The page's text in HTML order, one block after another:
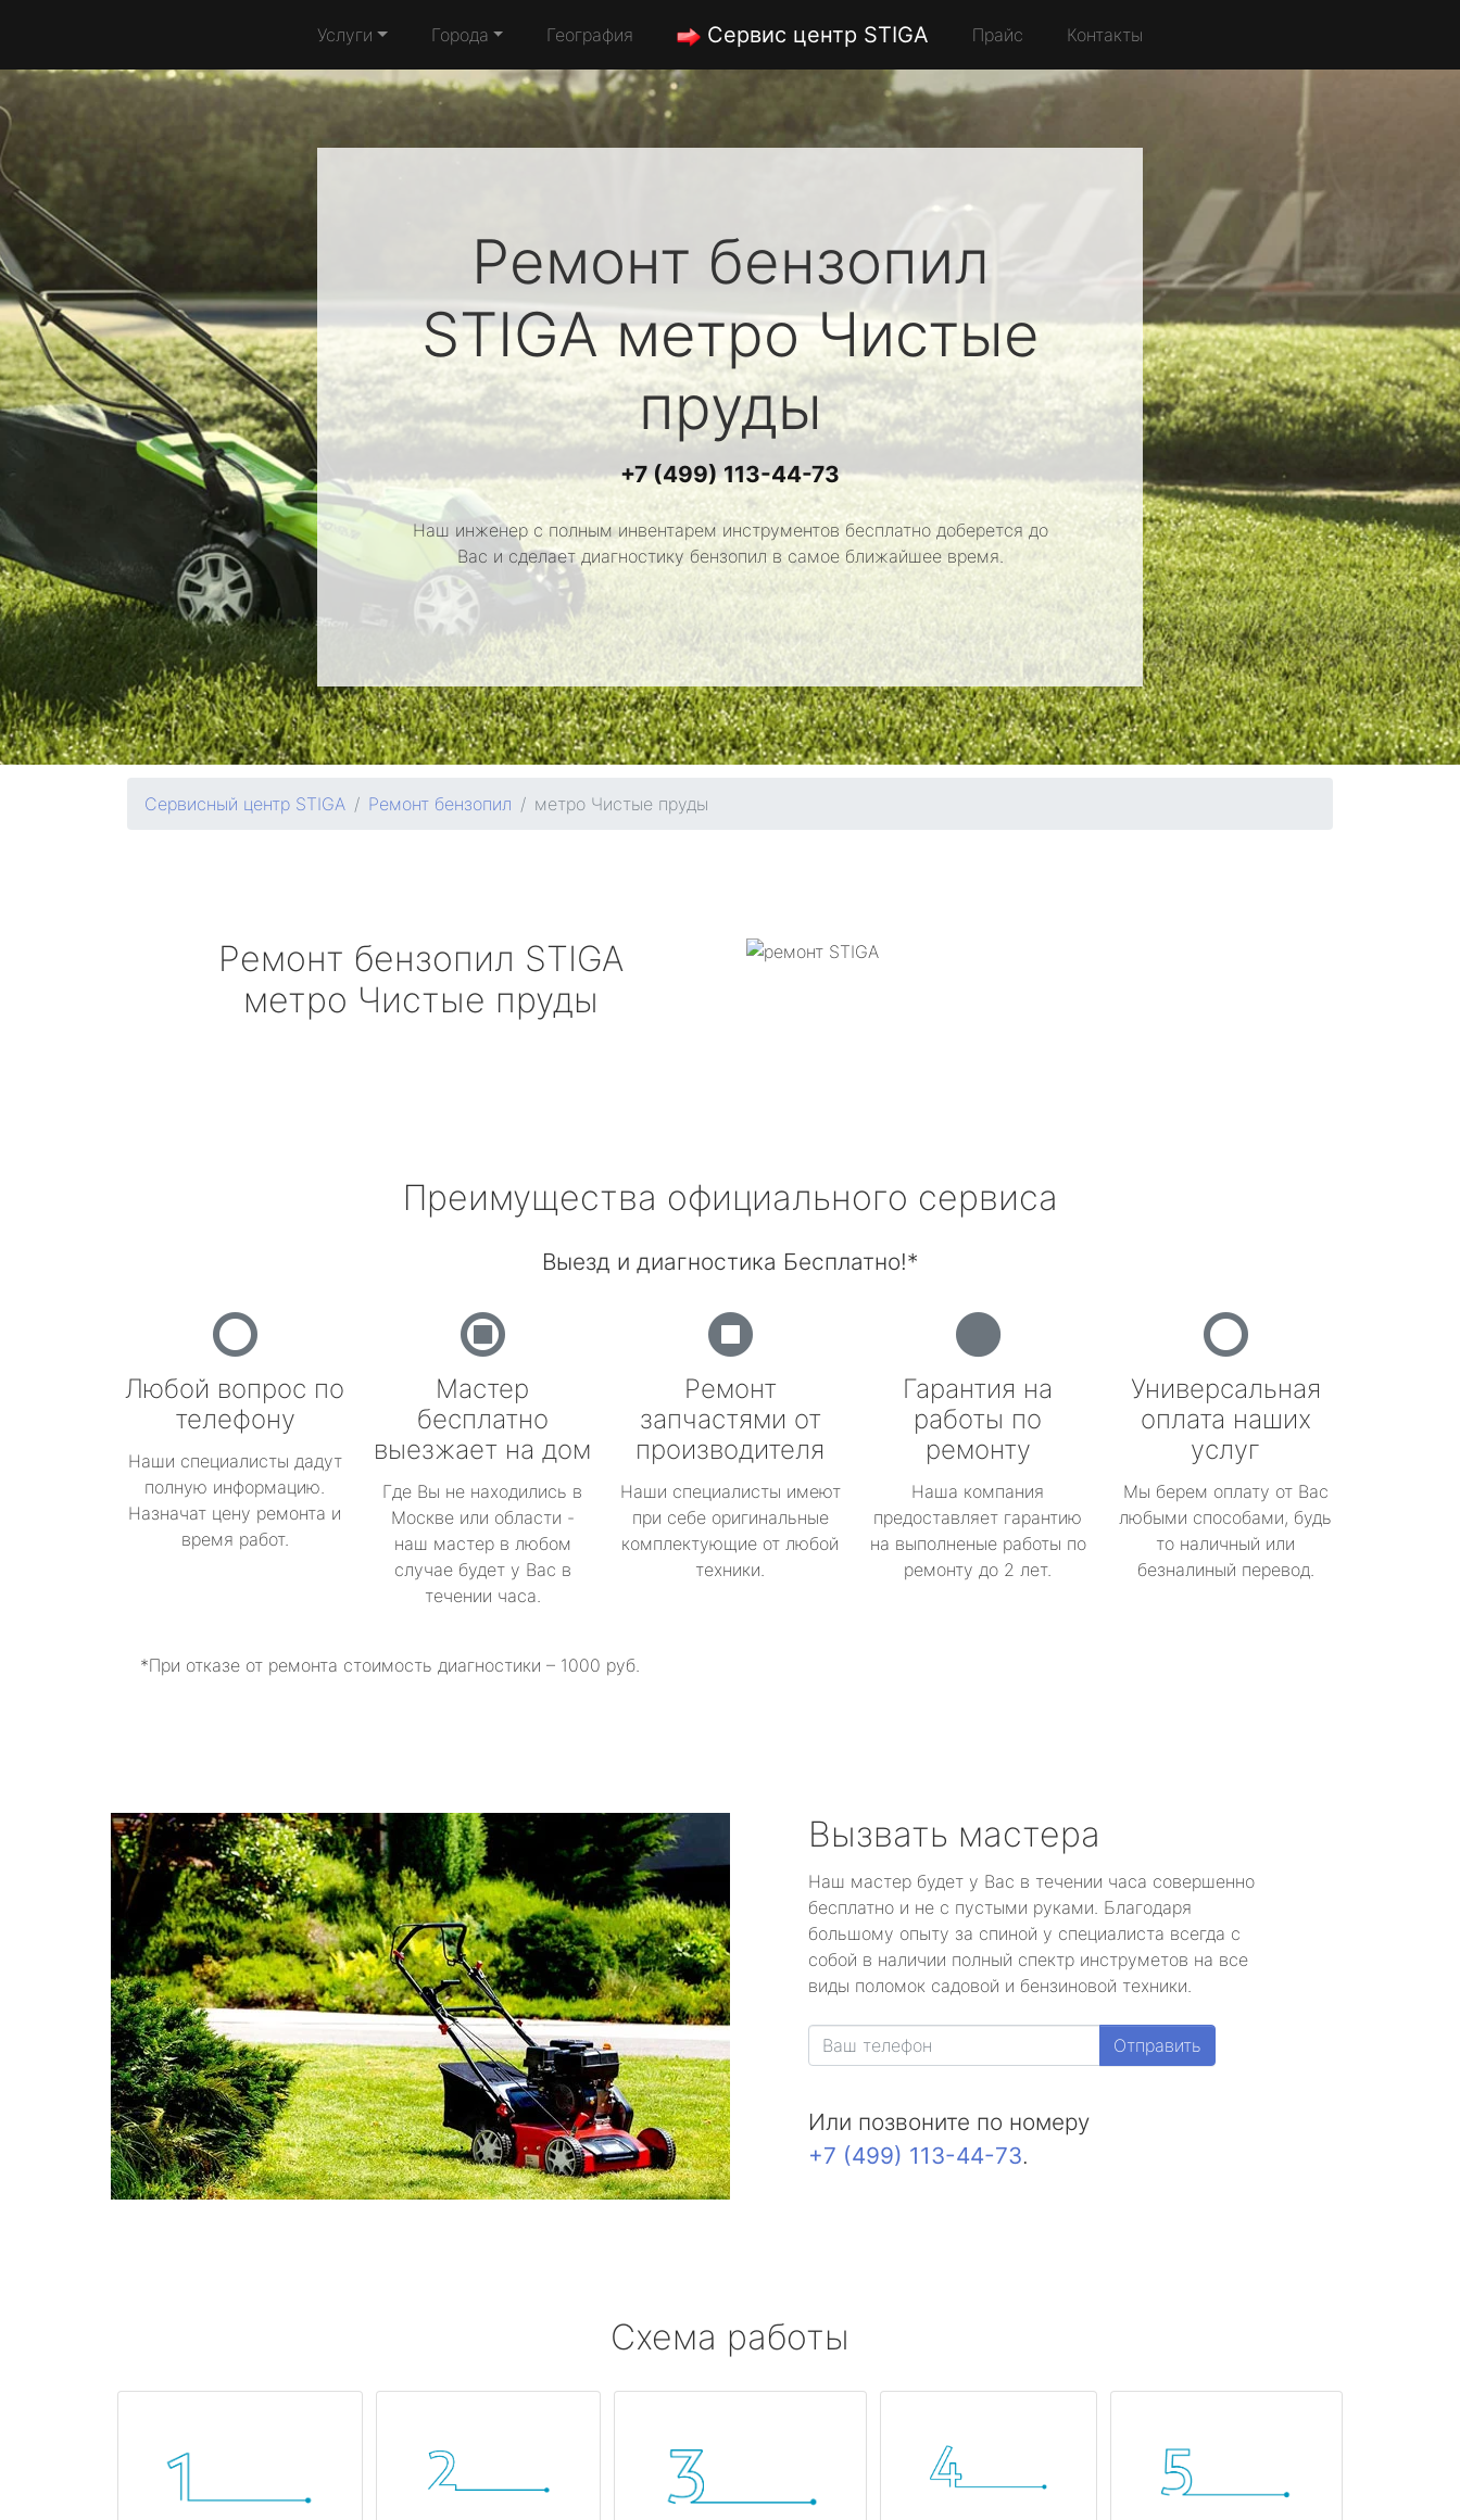
Услуги Города География Сервис центр STIGA Прайс Контакты
Ремонт бензопил
STIGAметро Чистые
пруды
+7 (499) 113-44-73
Наш инженер с полным инвентарем инструментов бесплатно доберется до
Вас и сделает диагностику бензопил в самое ближайшее время.
Сервисный центр STIGA Ремонт бензопил метро Чистые пруды
Ремонт бензопил STIGA
метро Чистые пруды
Преимущества официального сервиса
Выезд и диагностика Бесплатно!*
Любой вопрос по
телефону
Наши специалисты дадут
полную информацию.
Назначат цену ремонта и
время работ.
Мастер
бесплатно
выезжает на дом
Где Вы не находились в
Москве или области -
наш мастер в любом
случае будет у Вас в
течении часа.
Ремонт
запчастями от
производителя
Наши специалисты имеют
при себе оригинальные
комплектующие от любой
техники.
Гарантия на
работы по
ремонту
Наша компания
предоставляет гарантию
на выполненые работы по
ремонту до 2 лет.
Универсальная
оплата наших
услуг
Мы берем оплату от Вас
любыми способами, будь
то наличный или
безналиный перевод.
*При отказе от ремонта стоимость диагностики – 1000 руб.
Вызвать мастера
Наш мастер будет у Вас в течении часа совершенно
бесплатно и не с пустыми руками. Благодаря
большому опыту за спиной у специалиста всегда с
собой в наличии полный спектр инструметов на все
виды поломок садовой и бензиновой техники.
Отправить
Или позвоните по номеру
+7 (499) 113-44-73.
Схема работы